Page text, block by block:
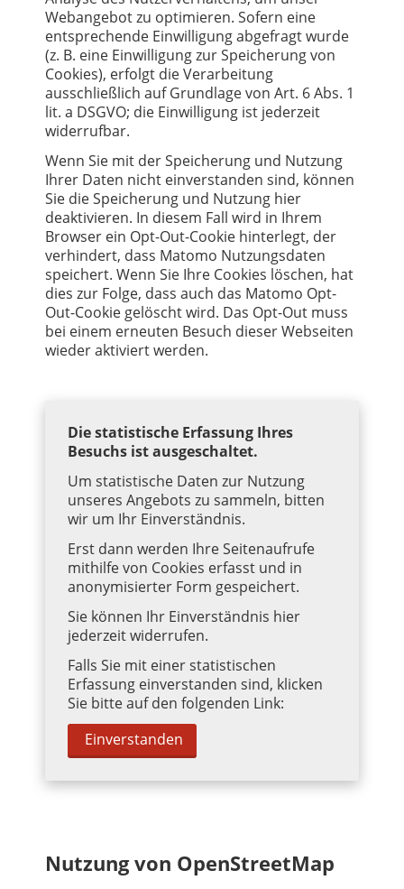
Webangebot zu optimieren. Sofern eine
entsprechende Einwilligung abgefragt wurde
(z. B. eine Einwilligung zur Speicherung von
Cookies), erfolgt die Verarbeitung
ausschließlich auf Grundlage von Art. 6 Abs. 1
lit. a DSGVO; die Einwilligung ist jederzeit
widerrufbar.
Wenn Sie mit der Speicherung und Nutzung
Ihrer Daten nicht einverstanden sind, können
Sie die Speicherung und Nutzung hier
deaktivieren. In diesem Fall wird in Ihrem
Browser ein Opt-Out-Cookie hinterlegt, der
verhindert, dass Matomo Nutzungsdaten
speichert. Wenn Sie Ihre Cookies löschen, hat
dies zur Folge, dass auch das Matomo Opt-
Out-Cookie gelöscht wird. Das Opt-Out muss
bei einem erneuten Besuch dieser Webseiten
wieder aktiviert werden.
Die statistische Erfassung Ihres
Besuchs ist ausgeschaltet.
Um statistische Daten zur Nutzung
unseres Angebots zu sammeln, bitten
wir um Ihr Einverständnis.
Erst dann werden Ihre Seitenaufrufe
mithilfe von Cookies erfasst und in
anonymisierter Form gespeichert.
Sie können Ihr Einverständnis hier
jederzeit widerrufen.
Falls Sie mit einer statistischen
Erfassung einverstanden sind, klicken
Sie bitte auf den folgenden Link:
Einverstanden
Nutzung von OpenStreetMap